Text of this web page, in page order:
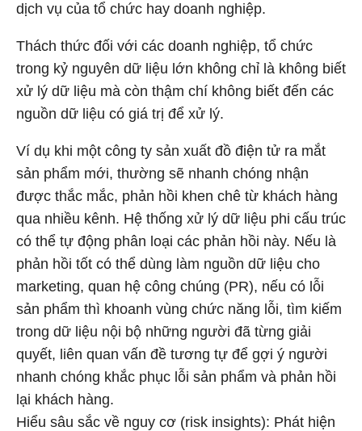
dịch vụ của tổ chức hay doanh nghiệp.
Thách thức đối với các doanh nghiệp, tổ chức
trong kỷ nguyên dữ liệu lớn không chỉ là không biết
xử lý dữ liệu mà còn thậm chí không biết đến các
nguồn dữ liệu có giá trị để xử lý.
Ví dụ khi một công ty sản xuất đồ điện tử ra mắt
sản phẩm mới, thường sẽ nhanh chóng nhận
được thắc mắc, phản hồi khen chê từ khách hàng
qua nhiều kênh. Hệ thống xử lý dữ liệu phi cấu trúc
có thể tự động phân loại các phản hồi này. Nếu là
phản hồi tốt có thể dùng làm nguồn dữ liệu cho
marketing, quan hệ công chúng (PR), nếu có lỗi
sản phẩm thì khoanh vùng chức năng lỗi, tìm kiếm
trong dữ liệu nội bộ những người đã từng giải
quyết, liên quan vấn đề tương tự để gợi ý người
nhanh chóng khắc phục lỗi sản phẩm và phản hồi
lại khách hàng.
Hiểu sâu sắc về nguy cơ (risk insights): Phát hiện